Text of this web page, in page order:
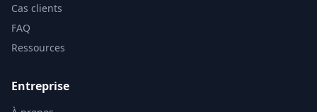
Cas clients
FAQ
Ressources
Entreprise